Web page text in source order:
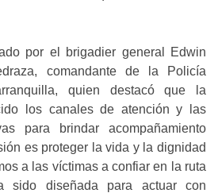
por el brigadier general Edwin
comandante de la Policía
quien destacó que la
los canales de atención y las
para brindar acompañamiento
es proteger la vida y la dignidad
a las víctimas a confiar en la ruta
sido diseñada para actuar con